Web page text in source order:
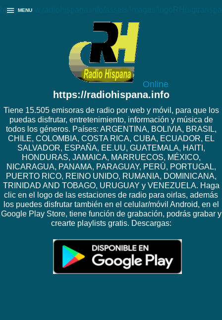
https://www.radiohispana.info/assets/images/
Online
https://radiohispana.info
Tiene 15.505 emisoras de radio por web y móvil, para que los
puedas disfrutar, entretenimiento, información y música de
todos los géneros. Países: ARGENTINA, BOLIVIA, BRASIL,
CHILE, COLOMBIA, COSTA RICA, CUBA, ECUADOR, EL
SALVADOR, ESPAÑA, EE.UU, GUATEMALA, HAITI,
HONDURAS, JAMAICA, MARRUECOS, MÉXICO,
NICARAGUA, PANAMA, PARAGUAY, PERÚ, PORTUGAL,
PUERTO RICO, REINO UNIDO, RUMANIA, DOMINICANA,
TRINIDAD AND TOBAGO, URUGUAY y VENEZUELA. Haga
clic en el logo de las estaciones de radio para oirlas, además
los puedes disfrutar también en el celular/móvil Android, en el
Google Play Store, tiene función de grabación, podrás grabar y
crearte playlists gratis. Descargas:
MENU